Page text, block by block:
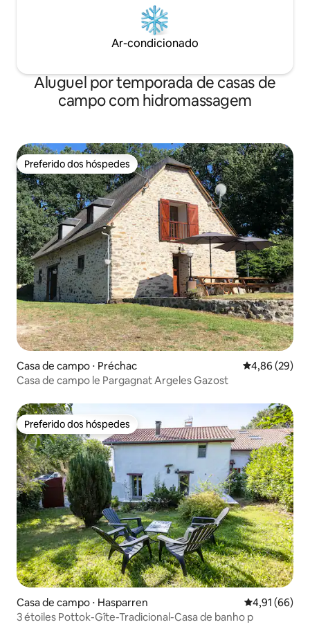
Ar-condicionado
Aluguel por temporada de casas de
campo com hidromassagem
Preferido dos hóspedes
Preferido dos hóspedes
Casa de campo ⋅ Préchac 4,86 de uma
4,86 (29)
Casa de campo le Pargagnat Argeles Gazost
Preferido dos hóspedes
Preferido dos hóspedes
Casa de campo ⋅ Hasparren 4,91 de uma
4,91 (66)
3 étoiles Pottok-Gîte-Tradicional-Casa de banho p